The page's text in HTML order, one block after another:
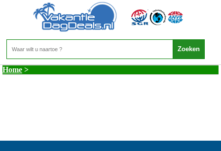
Malta - Duikvakantie Malta
Home >